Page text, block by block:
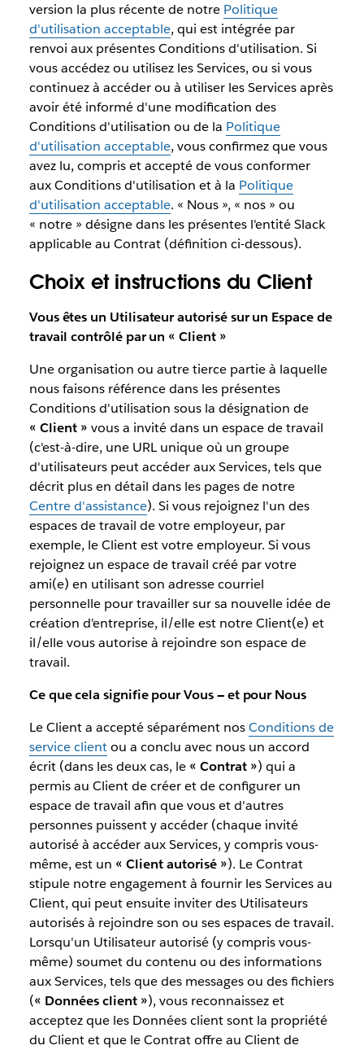
version la plus récente de notre Politique
d'utilisation acceptable, qui est intégrée par
renvoi aux présentes Conditions d'utilisation. Si
vous accédez ou utilisez les Services, ou si vous
continuez à accéder ou à utiliser les Services après
avoir été informé d'une modification des
Conditions d'utilisation ou de la Politique
d'utilisation acceptable, vous confirmez que vous
avez lu, compris et accepté de vous conformer
aux Conditions d'utilisation et à la Politique
d'utilisation acceptable. « Nous », « nos » ou
« notre » désigne dans les présentes l'entité Slack
applicable au Contrat (définition ci-dessous).
Choix et instructions du Client
Vous êtes un Utilisateur autorisé sur un Espace de
travail contrôlé par un « Client »
Une organisation ou autre tierce partie à laquelle
nous faisons référence dans les présentes
Conditions d'utilisation sous la désignation de
« Client » vous a invité dans un espace de travail
(c'est-à-dire, une URL unique où un groupe
d'utilisateurs peut accéder aux Services, tels que
décrit plus en détail dans les pages de notre
Centre d'assistance). Si vous rejoignez l'un des
espaces de travail de votre employeur, par
exemple, le Client est votre employeur. Si vous
rejoignez un espace de travail créé par votre
ami(e) en utilisant son adresse courriel
personnelle pour travailler sur sa nouvelle idée de
création d'entreprise, il/elle est notre Client(e) et
il/elle vous autorise à rejoindre son espace de
travail.
Ce que cela signifie pour Vous — et pour Nous
Le Client a accepté séparément nosConditions de
service clientou a conclu avec nous un accord
écrit (dans les deux cas, le « Contrat ») qui a
permis au Client de créer et de configurer un
espace de travail afin que vous et d'autres
personnes puissent y accéder (chaque invité
autorisé à accéder aux Services, y compris vous-
même, est un « Client autorisé »). Le Contrat
stipule notre engagement à fournir les Services au
Client, qui peut ensuite inviter des Utilisateurs
autorisés à rejoindre son ou ses espaces de travail.
Lorsqu'un Utilisateur autorisé (y compris vous-
même) soumet du contenu ou des informations
aux Services, tels que des messages ou des fichiers
(« Données client »), vous reconnaissez et
acceptez que les Données client sont la propriété
du Client et que le Contrat offre au Client de